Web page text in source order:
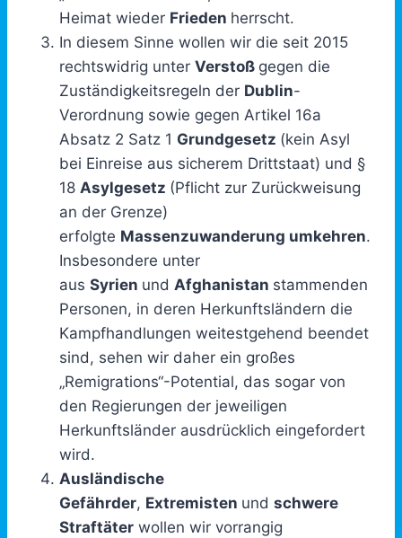
Heimat wieder Frieden herrscht.
In diesem Sinne wollen wir die seit 2015
rechtswidrig unter Verstoß gegen die
Zuständigkeitsregeln der Dublin-
Verordnung sowie gegen Artikel 16a
Absatz 2 Satz 1 Grundgesetz (kein Asyl
bei Einreise aus sicherem Drittstaat) und §
18 Asylgesetz (Pflicht zur Zurückweisung
an der Grenze)
erfolgte Massenzuwanderung umkehren.
Insbesondere unter
aus Syrien und Afghanistan stammenden
Personen, in deren Herkunftsländern die
Kampfhandlungen weitestgehend beendet
sind, sehen wir daher ein großes
„Remigrations“-Potential, das sogar von
den Regierungen der jeweiligen
Herkunftsländer ausdrücklich eingefordert
wird.
Ausländische
Gefährder, Extremisten und schwere
Straftäter wollen wir vorrangig